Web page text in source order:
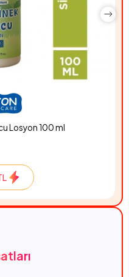
Losyon 100 ml